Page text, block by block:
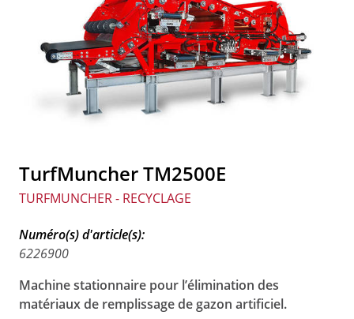
TurfMuncher TM2500E
TURFMUNCHER - RECYCLAGE
Numéro(s) d'article(s):
6226900
Machine stationnaire pour l’élimination des
matériaux de remplissage de gazon artificiel.